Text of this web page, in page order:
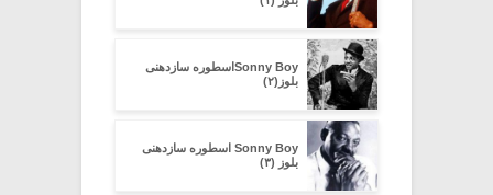
Sonny Boyاسطوره سازدهنی
بلوز(۲)
Sonny Boy اسطوره سازدهنی
بلوز (۳)